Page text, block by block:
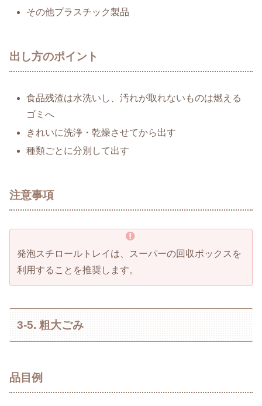
その他プラスチック製品
出し方のポイント
食品残渣は水洗いし、汚れが取れないものは燃える
ゴミへ
きれいに洗浄・乾燥させてから出す
種類ごとに分別して出す
注意事項
発泡スチロールトレイは、スーパーの回収ボックスを
利用することを推奨します。
3-5. 粗大ごみ
品目例